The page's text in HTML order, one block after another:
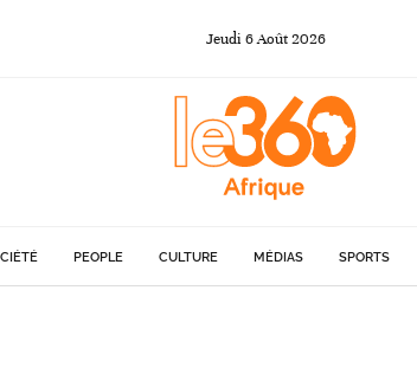
Jeudi 6Août 2026
PEOPLE CULTURE MÉDIAS SPORTS